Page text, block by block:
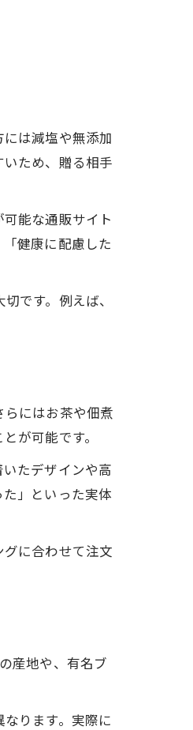
は減塩や無添加
ため、贈る相手
能な通販サイト
健康に配慮した
です。例えば、
にはお茶や佃煮
が可能です。
たデザインや高
」といった実体
に合わせて注文
産地や、有名ブ
ります。実際に